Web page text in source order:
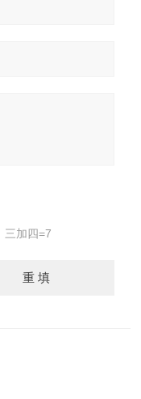
三加四=7